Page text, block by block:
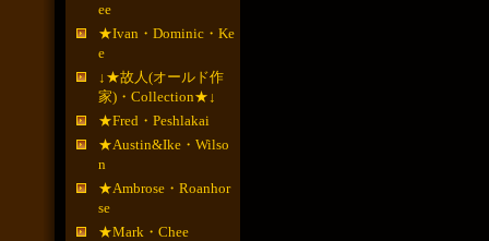
ee
★Ivan・Dominic・Ke
e
↓★故人(オールド作
家)・Collection★↓
★Fred・Peshlakai
★Austin&Ike・Wilso
n
★Ambrose・Roanhor
se
★Mark・Chee